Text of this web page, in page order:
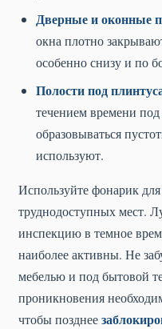
Дверные и оконные
окна плотно
особенно снизу и по
Полости под
течением времени
образовываться
используют.
Используйте фонарик
труднодоступных мест.
инспекцию в темное
наиболее активны. Не
мебелью и под бытовой
проникновения
чтобы позднее